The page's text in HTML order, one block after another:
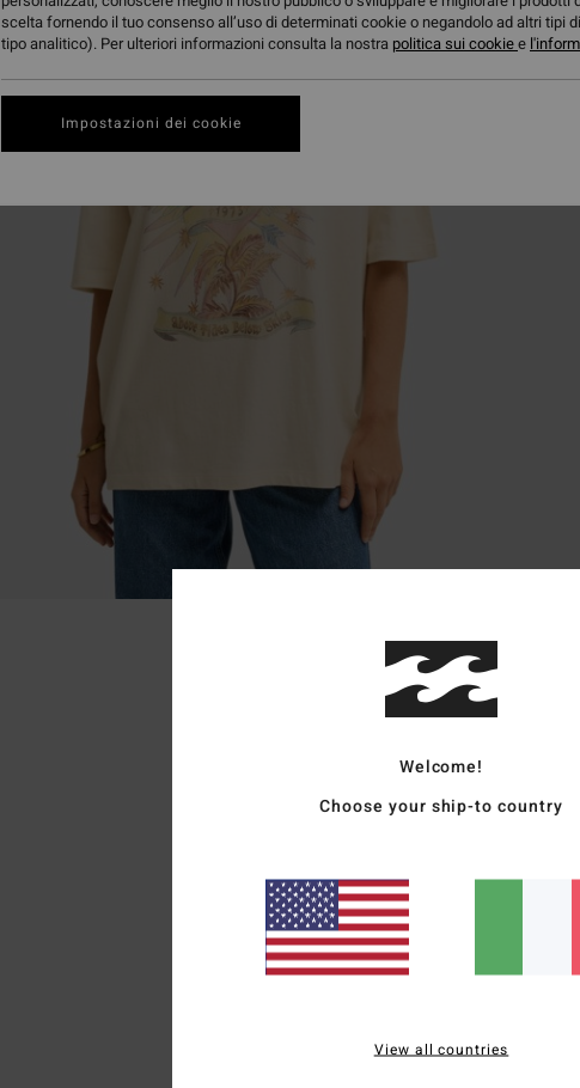
Welcome!
Choose your ship-to country
View all countries
scelta fornendo il tuo consenso all’uso di determinati cookie o negandolo ad altri tipi
tipo analitico). Per ulteriori informazioni consulta la nostra politica sui cookiee
Impostazioni dei cookie